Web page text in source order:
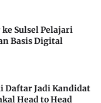
ke Sulsel Pelajari
Basis Digital
Daftar Jadi Kandidat
Head to Head